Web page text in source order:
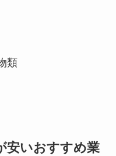
類
安いおすすめ業